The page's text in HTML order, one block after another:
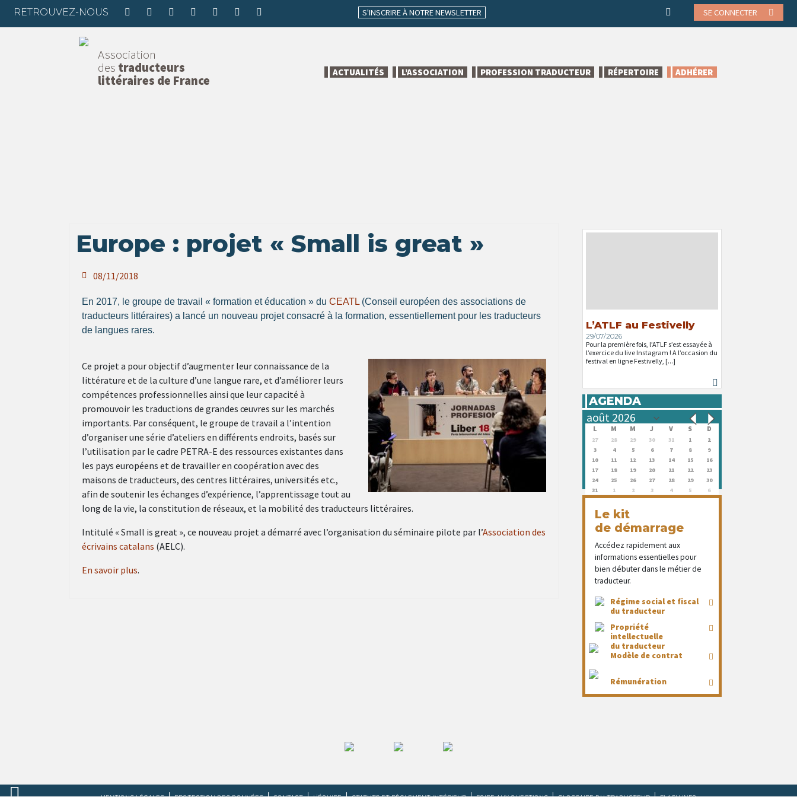
RETROUVEZ-NOUS S'INSCRIRE À NOTRE NEWSLETTER SE CONNECTER
Association
des traducteurs
littéraires de France
ACTUALITÉS L’ASSOCIATION PROFESSION TRADUCTEUR RÉPERTOIRE ADHÉRER
Europe : projet « Small is great »
08/11/2018
En 2017, le groupe de travail « formation et éducation » du CEATL (Conseil européen des associations de
traducteurs littéraires) a lancé un nouveau projet consacré à la formation, essentiellement pour les traducteurs
de langues rares.
Ce projet a pour objectif d’augmenter leur connaissance de la
littérature et de la culture d’une langue rare, et d’améliorer leurs
compétences professionnelles ainsi que leur capacité à
promouvoir les traductions de grandes œuvres sur les marchés
importants. Par conséquent, le groupe de travail a l’intention
d’organiser une série d’ateliers en différents endroits, basés sur
l’utilisation par le cadre PETRA-E des ressources existantes dans
les pays européens et de travailler en coopération avec des
maisons de traducteurs, des centres littéraires, universités etc.,
afin de soutenir les échanges d’expérience, l’apprentissage tout au
long de la vie, la constitution de réseaux, et la mobilité des traducteurs littéraires.
Intitulé « Small is great », ce nouveau projet a démarré avec l’organisation du séminaire pilote par l’Association des
écrivains catalans (AELC).
En savoir plus.
L’ATLF au Festivelly
29/07/2026
Pour la première fois, l’ATLF s’est essayée à
l’exercice du live Instagram ! A l’occasion du
festival en ligne Festivelly, [...]
AGENDA
L M M J V S D
27 28 29 30 31 1
2
3
4 5 6 7 8
9
10
11 12 13 14 15
16
17
18 19 20 21 22
23
24
25 26 27 28 29
30
31
1 2 3 4 5 6
Le kit
de démarrage
Accédez rapidement aux
informations essentielles pour
bien débuter dans le métier de
traducteur.
Régime social et fiscal
du traducteur
Propriété
intellectuelle
du traducteur
Modèle de contrat
Rémunération